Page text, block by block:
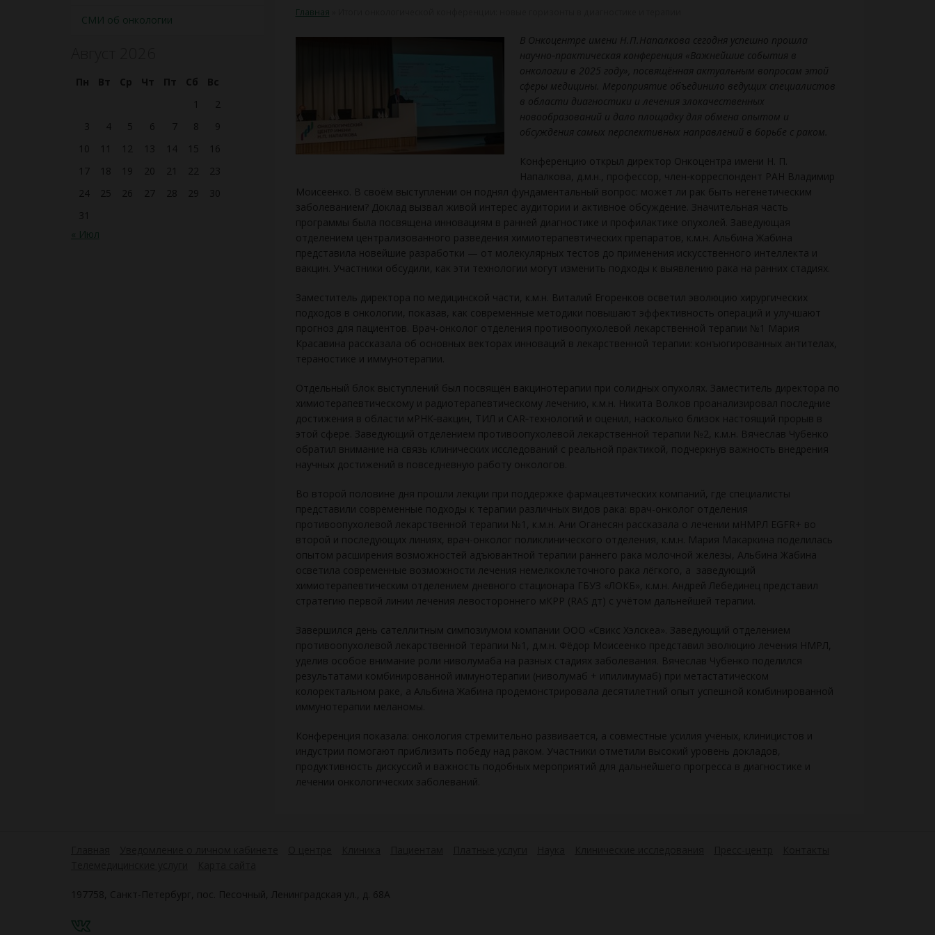
СМИ об онкологии
Пн Вт Ср Чт Пт Сб
Вс
1
2
3
4 5 6 7 8
9
10
11 12 13 14 15
16
17
18 19 20 21 22
23
24
25 26 27 28 29
30
31
« Июл
Главная
В Онкоцентре имени Н.П.Напалкова сегодня успешно прошла
научно‑практическая конференция «Важнейшие события в
онкологии в 2025 году», посвящённая актуальным вопросам этой
сферы медицины. Мероприятие объединило ведущих специалистов
в области диагностики и лечения злокачественных
новообразований и дало площадку для обмена опытом и
обсуждения самых перспективных направлений в борьбе с раком.
Конференцию открыл директор Онкоцентра имени Н. П.
Напалкова, д.м.н., профессор, член‑корреспондент РАН Владимир
Моисеенко. В своём выступлении он поднял фундаментальный вопрос: может ли рак быть негенетическим
заболеванием? Доклад вызвал живой интерес аудитории и активное обсуждение. Значительная часть
программы была посвящена инновациям в ранней диагностике и профилактике опухолей. Заведующая
отделением централизованного разведения химиотерапевтических препаратов, к.м.н. Альбина Жабина
представила новейшие разработки — от молекулярных тестов до применения искусственного интеллекта и
вакцин. Участники обсудили, как эти технологии могут изменить подходы к выявлению рака на ранних стадиях.
Заместитель директора по медицинской части, к.м.н. Виталий Егоренков осветил эволюцию хирургических
подходов в онкологии, показав, как современные методики повышают эффективность операций и улучшают
прогноз для пациентов. Врач-онколог отделения противоопухолевой лекарственной терапии №1 Мария
Красавина рассказала об основных векторах инноваций в лекарственной терапии: конъюгированных антителах,
тераностике и иммунотерапии.
Отдельный блок выступлений был посвящён вакцинотерапии при солидных опухолях. Заместитель директора по
химиотерапевтическому и радиотерапевтическому лечению, к.м.н. Никита Волков проанализировал последние
достижения в области мРНК‑вакцин, ТИЛ и CAR‑технологий и оценил, насколько близок настоящий прорыв в
этой сфере. Заведующий отделением противоопухолевой лекарственной терапии №2, к.м.н. Вячеслав Чубенко
обратил внимание на связь клинических исследований с реальной практикой, подчеркнув важность внедрения
научных достижений в повседневную работу онкологов.
Во второй половине дня прошли лекции при поддержке фармацевтических компаний, где специалисты
представили современные подходы к терапии различных видов рака: врач-онколог отделения
противоопухолевой лекарственной терапии №1, к.м.н. Ани Оганесян рассказала о лечении мНМРЛ EGFR+ во
второй и последующих линиях, врач-онколог поликлинического отделения, к.м.н. Мария Макаркина поделилась
опытом расширения возможностей адъювантной терапии раннего рака молочной железы, Альбина Жабина
осветила современные возможности лечения немелкоклеточного рака лёгкого, а заведующий
химиотерапевтическим отделением дневного стационара ГБУЗ «ЛОКБ», к.м.н. Андрей Лебединец представил
стратегию первой линии лечения левостороннего мКРР (RAS дт) с учётом дальнейшей терапии.
Завершился день сателлитным симпозиумом компании ООО «Свикс Хэлскеа». Заведующий отделением
противоопухолевой лекарственной терапии №1, д.м.н. Фёдор Моисеенко представил эволюцию лечения НМРЛ,
уделив особое внимание роли ниволумаба на разных стадиях заболевания. Вячеслав Чубенко поделился
результатами комбинированной иммунотерапии (ниволумаб + ипилимумаб) при метастатическом
колоректальном раке, а Альбина Жабина продемонстрировала десятилетний опыт успешной комбинированной
иммунотерапии меланомы.
Конференция показала: онкология стремительно развивается, а совместные усилия учёных, клиницистов и
индустрии помогают приблизить победу над раком. Участники отметили высокий уровень докладов,
продуктивность дискуссий и важность подобных мероприятий для дальнейшего прогресса в диагностике и
лечении онкологических заболеваний.
197758, Санкт-Петербург, пос. Песочный, Ленинградская ул., д. 68А